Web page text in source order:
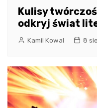
Kulisy
odkryj świat
Kamil Kowal 8